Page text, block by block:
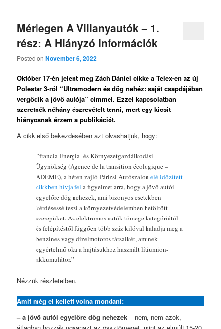
Mérlegen A Villanyautók – 1.
rész: A Hiányzó Információk
Posted onNovember 6, 2022
Október 17-én jelent meg Zách Dániel cikke a Telex-en az új
Polestar 3-ról “Ultramodern és dög nehéz: saját csapdájában
vergődik a jövő autója” címmel. Ezzel kapcsolatban
szeretnék néhány észrevételt tenni, mert egy kicsit
hiányosnak érzem a publikációt.
A cikk első bekezdésében azt olvashatjuk, hogy:
“francia Energia- és Környezetgazdálkodási
Ügynökség (Agence de la transition écologique –
ADEME), a héten zajló Párizsi Autószalonelé időzített
cikkben hívja fel a figyelmet arra, hogy a jövő autói
egyelőre dög nehezek, ami bizonyos esetekben
kérdésessé teszi a környezetvédelemben betöltött
szerepüket. Az elektromos autók tömege kategóriától
és felépítéstől függően több száz kilóval haladja meg a
benzines vagy dízelmotoros társaikét, aminek
egyértelmű oka a hajtásukhoz használt lítiumion-
akkumulátor.”
Nézzük részleteiben.
Amit még el kellett volna mondani:
– a jövő autói egyelőre dög nehezek – nem, nem azok,